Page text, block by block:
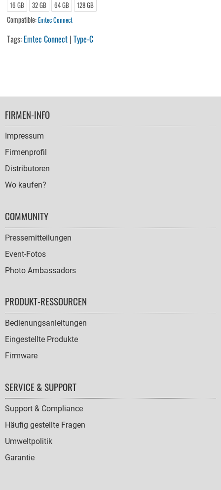
16 GB 32 GB 64 GB 128 GB
Compatible:Emtec Connect
Tags: Emtec Connect |Type-C
FOOTER
NAVIGATION
FIRMEN-INFO
Impressum
Firmenprofil
Distributoren
Wo kaufen?
COMMUNITY
Pressemitteilungen
Event-Fotos
Photo Ambassadors
PRODUKT-RESSOURCEN
Bedienungsanleitungen
Eingestellte Produkte
Firmware
SERVICE & SUPPORT
Support & Compliance
Häufig gestellte Fragen
Umweltpolitik
Garantie